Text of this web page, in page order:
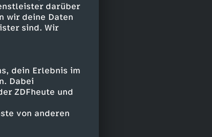
darüber
wir deine Daten
sind. Wir
dein Erlebnis im
Dabei
ZDFheute und
von anderen